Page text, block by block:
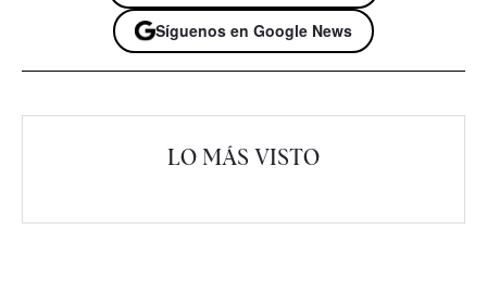
Síguenos en Google News
LO MÁS VISTO